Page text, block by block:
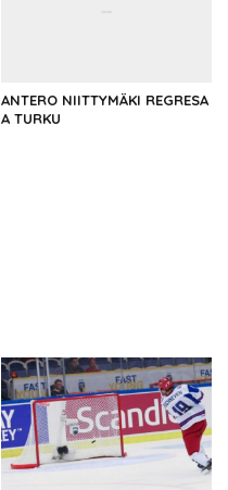
ANTERO NIITTYMÄKI REGRESA
A TURKU